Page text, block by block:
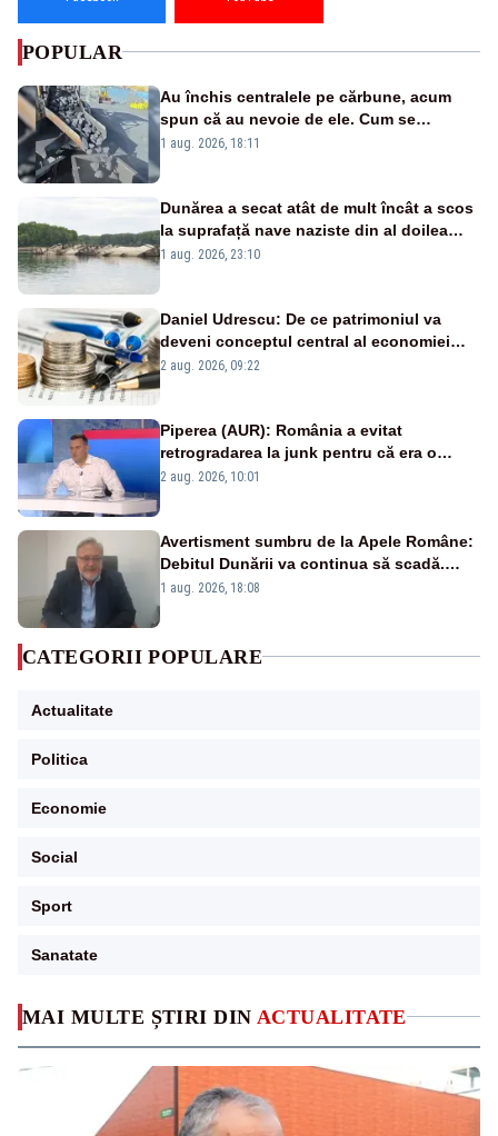
MAI MULTE ȘTIRI DIN ACTUALITATE
POPULAR
Au închis centralele pe cărbune, acum
spun că au nevoie de ele. Cum se
pasează vina în plină criză energetică
1 aug. 2026, 18:11
Dunărea a secat atât de mult încât a scos
la suprafață nave naziste din al doilea
război mondial
1 aug. 2026, 23:10
Daniel Udrescu: De ce patrimoniul va
deveni conceptul central al economiei
viitoare?
2 aug. 2026, 09:22
Piperea (AUR): România a evitat
retrogradarea la junk pentru că era o
catastrofă pentru bănci și fondurile de
2 aug. 2026, 10:01
Avertisment sumbru de la Apele Române:
Debitul Dunării va continua să scadă.
Cernavodă s-ar putea închide în 4 zile
1 aug. 2026, 18:08
CATEGORII POPULARE
Actualitate
Politica
Economie
Social
Sport
Sanatate